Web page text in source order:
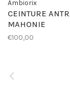
Ambiorix
CEINTURE
MAHONIE
€100,00